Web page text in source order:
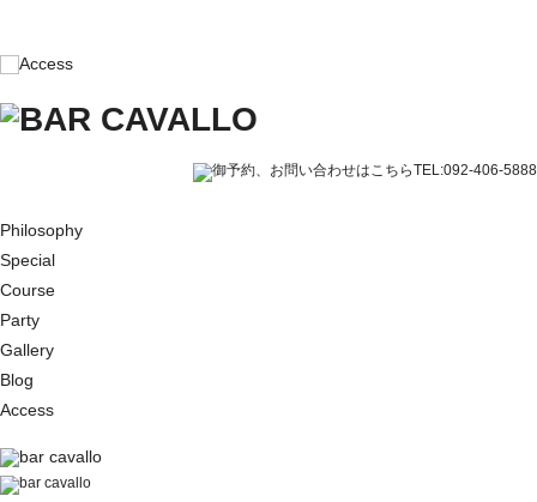
Philosophy
Special
Course
Party
Gallery
Blog
Access